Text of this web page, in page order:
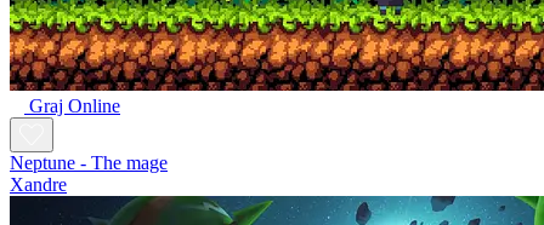
Graj Online
Neptune - The mage
Xandre